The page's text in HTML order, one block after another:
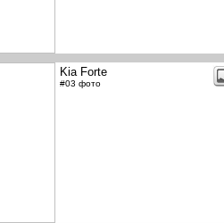
Kia Forte
#03 фото